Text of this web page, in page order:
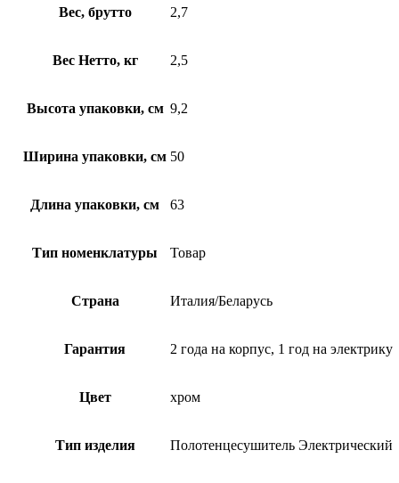
Вес, брутто 2,7
Вес Нетто, кг 2,5
Высота упаковки, см 9,2
Ширина упаковки, см 50
Длина упаковки, см 63
Тип номенклатуры Товар
Страна Италия/Беларусь
Гарантия 2 года на корпус, 1 год на электрику
Цвет хром
Тип изделия Полотенцесушитель Электрический